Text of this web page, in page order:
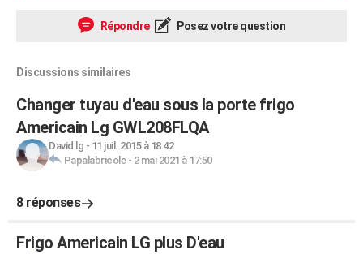
Répondre Posez votre question
Discussions similaires
Changer tuyau d'eau sous la porte frigo
Americain Lg GWL208FLQA
David lg - 11 juil. 2015 à 18:42
Papalabricole- 2 mai 2021 à 17:50
8 réponses
Frigo Americain LG plus D'eau